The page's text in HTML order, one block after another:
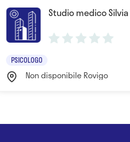
Studio medico
PSICOLOGO
Non disponibile Rovigo